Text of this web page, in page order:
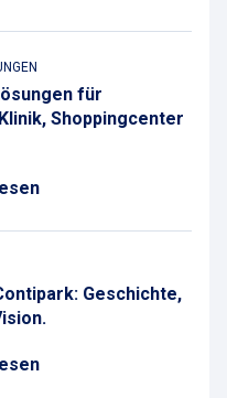
für
Shoppingcenter
Geschichte,